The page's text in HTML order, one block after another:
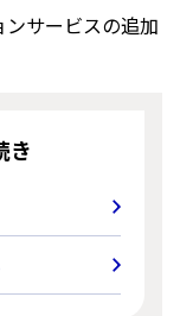
サービスの追加
き